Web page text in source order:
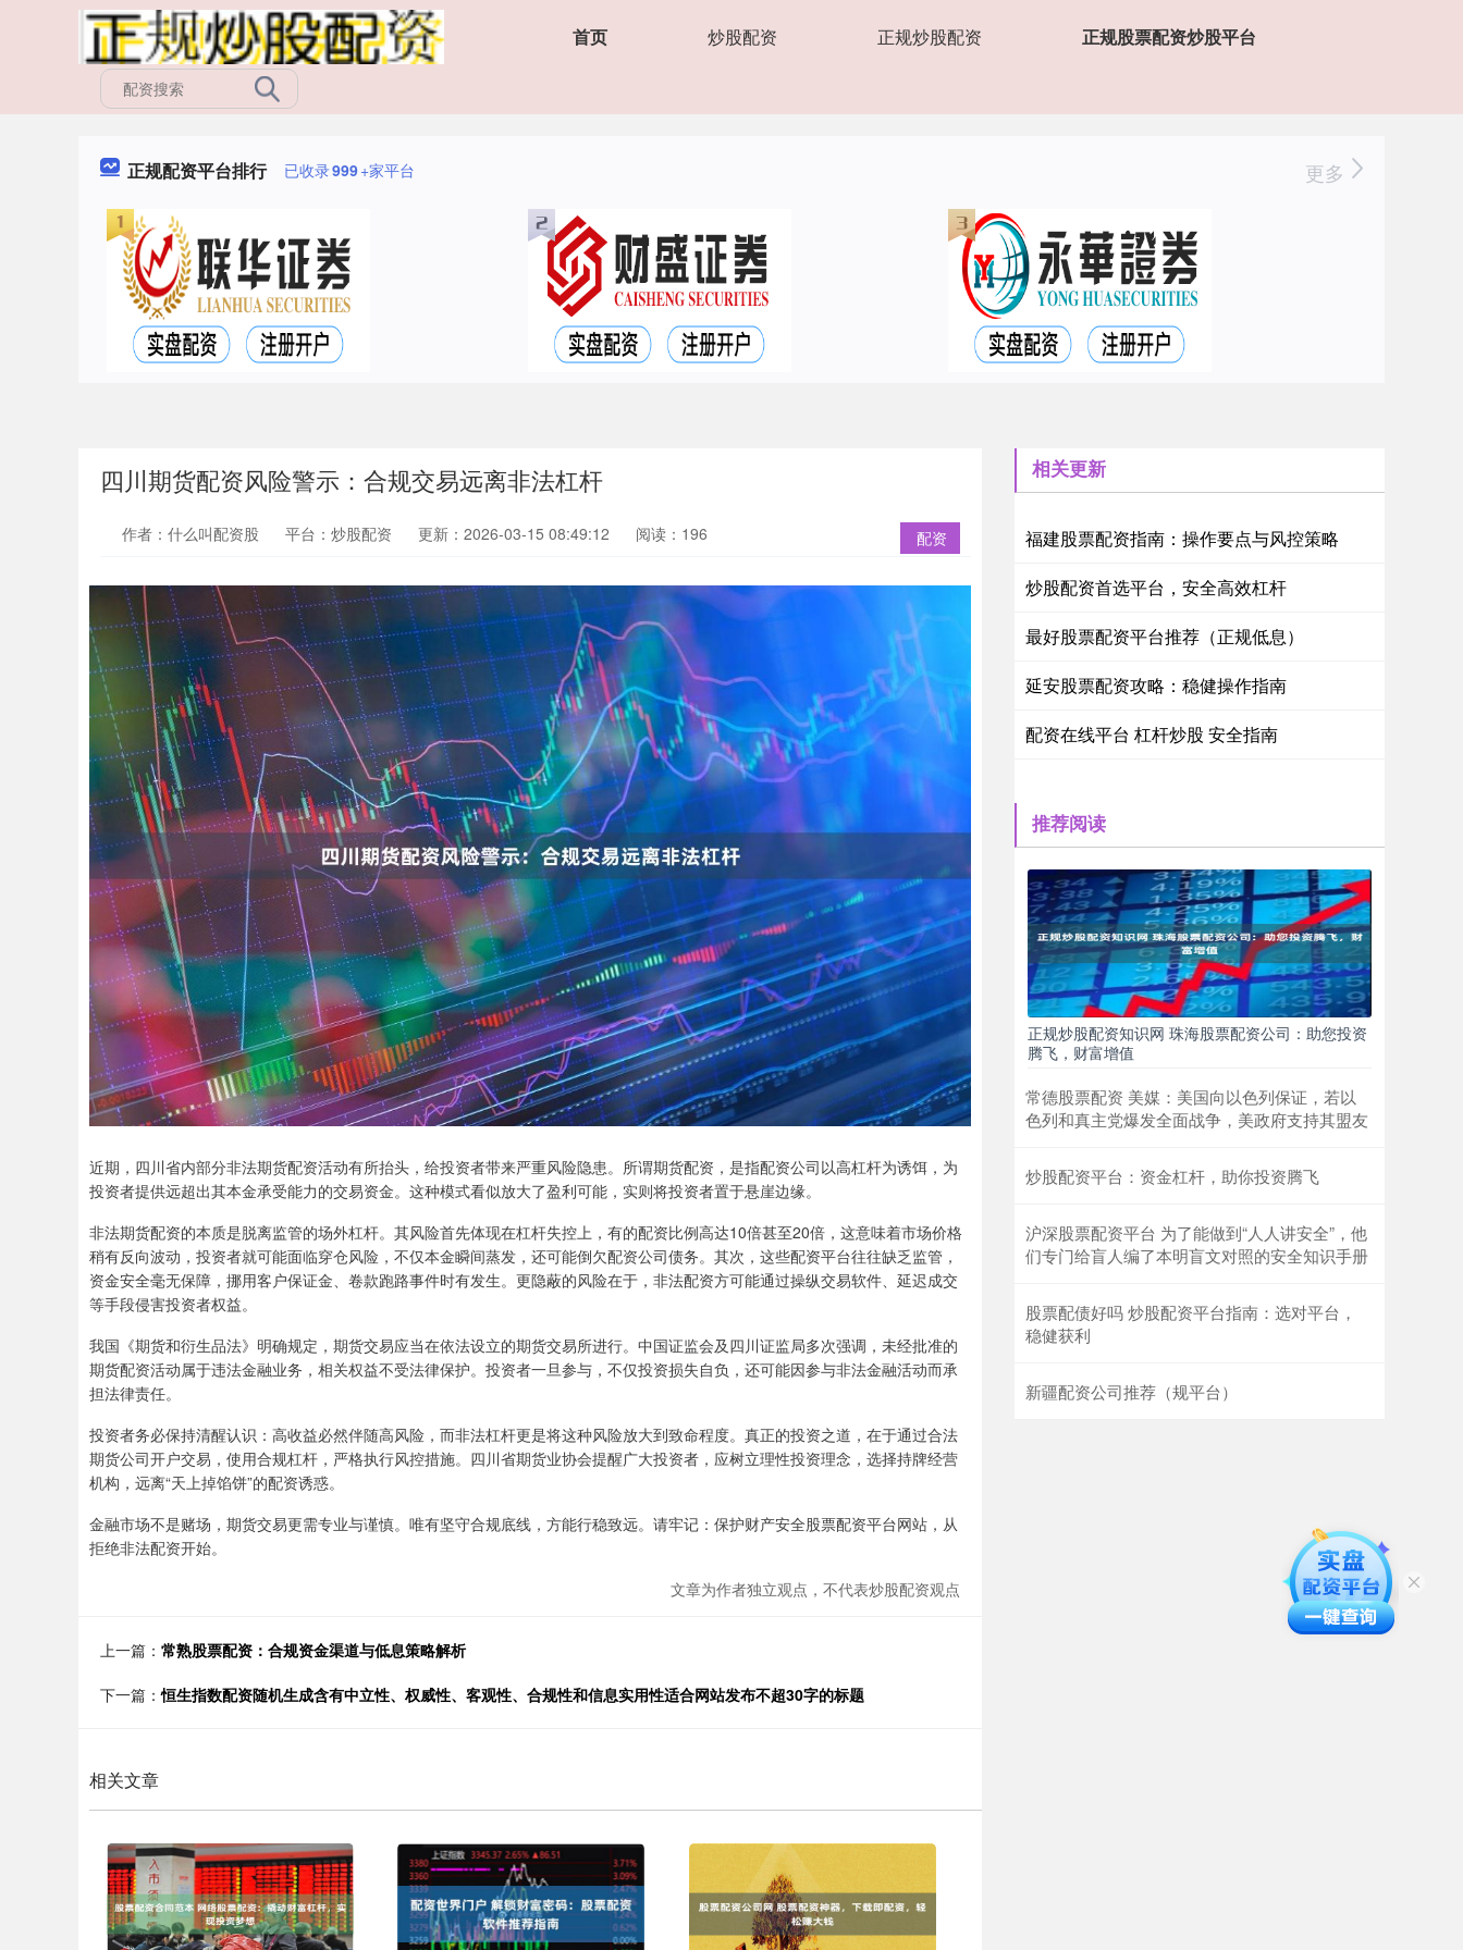
首页 炒股配资 正规炒股配资 正规股票配资炒股平台
正规配资平台排行 已收录999+家平台 更多
四川期货配资风险警示：合规交易远离非法杠杆
配资
作者：什么叫配资股 平台：炒股配资 更新：2026-03-15 08:49:12 阅读：196
近期，四川省内部分非法期货配资活动有所抬头，给投资者带来严重风险隐患。所谓期货配资，是指配资公司以高杠杆为诱饵，为
投资者提供远超出其本金承受能力的交易资金。这种模式看似放大了盈利可能，实则将投资者置于悬崖边缘。
非法期货配资的本质是脱离监管的场外杠杆。其风险首先体现在杠杆失控上，有的配资比例高达10倍甚至20倍，这意味着市场价格
稍有反向波动，投资者就可能面临穿仓风险，不仅本金瞬间蒸发，还可能倒欠配资公司债务。其次，这些配资平台往往缺乏监管，
资金安全毫无保障，挪用客户保证金、卷款跑路事件时有发生。更隐蔽的风险在于，非法配资方可能通过操纵交易软件、延迟成交
等手段侵害投资者权益。
我国《期货和衍生品法》明确规定，期货交易应当在依法设立的期货交易所进行。中国证监会及四川证监局多次强调，未经批准的
期货配资活动属于违法金融业务，相关权益不受法律保护。投资者一旦参与，不仅投资损失自负，还可能因参与非法金融活动而承
担法律责任。
投资者务必保持清醒认识：高收益必然伴随高风险，而非法杠杆更是将这种风险放大到致命程度。真正的投资之道，在于通过合法
期货公司开户交易，使用合规杠杆，严格执行风控措施。四川省期货业协会提醒广大投资者，应树立理性投资理念，选择持牌经营
机构，远离“天上掉馅饼”的配资诱惑。
金融市场不是赌场，期货交易更需专业与谨慎。唯有坚守合规底线，方能行稳致远。请牢记：保护财产安全股票配资平台网站，从
拒绝非法配资开始。
文章为作者独立观点，不代表炒股配资观点
上一篇： 常熟股票配资：合规资金渠道与低息策略解析
下一篇：恒生指数配资随机生成含有中立性、权威性、客观性、合规性和信息实用性适合网站发布不超30字的标题
相关文章
相关更新
福建股票配资指南：操作要点与风控策略
炒股配资首选平台，安全高效杠杆
最好股票配资平台推荐（正规低息）
延安股票配资攻略：稳健操作指南
配资在线平台 杠杆炒股 安全指南
推荐阅读
正规炒股配资知识网 珠海股票配资公司：助您投资
腾飞，财富增值
常德股票配资 美媒：美国向以色列保证，若以
色列和真主党爆发全面战争，美政府支持其盟友
炒股配资平台：资金杠杆，助你投资腾飞
沪深股票配资平台 为了能做到“人人讲安全”，他
们专门给盲人编了本明盲文对照的安全知识手册
股票配债好吗 炒股配资平台指南：选对平台，
稳健获利
新疆配资公司推荐（规平台）